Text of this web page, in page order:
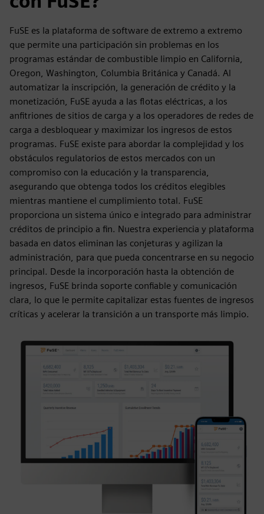
FuSE es la plataforma de software de extremo a extremo
que permite una participación sin problemas en los
programas estándar de combustible limpio en California,
Oregon, Washington, Columbia Británica y Canadá. Al
automatizar la inscripción, la generación de crédito y la
monetización, FuSE ayuda a las flotas eléctricas, a los
anfitriones de sitios de carga y a los operadores de redes de
carga a desbloquear y maximizar los ingresos de estos
programas. FuSE existe para abordar la complejidad y los
obstáculos regulatorios de estos mercados con un
compromiso con la educación y la transparencia,
asegurando que obtenga todos los créditos elegibles
mientras mantiene el cumplimiento total. FuSE
proporciona un sistema único e integrado para administrar
créditos de principio a fin. Nuestra experiencia y plataforma
basada en datos eliminan las conjeturas y agilizan la
administración, para que pueda concentrarse en su negocio
principal. Desde la incorporación hasta la obtención de
ingresos, FuSE brinda soporte confiable y comunicación
clara, lo que le permite capitalizar estas fuentes de ingresos
críticas y acelerar la transición a un transporte más limpio.